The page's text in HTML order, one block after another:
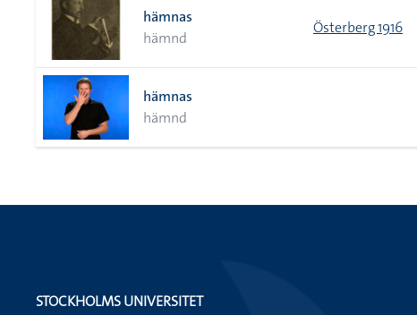
hämnas
hämnd
Österberg 1916
hämnas
hämnd
STOCKHOLMS UNIVERSITET